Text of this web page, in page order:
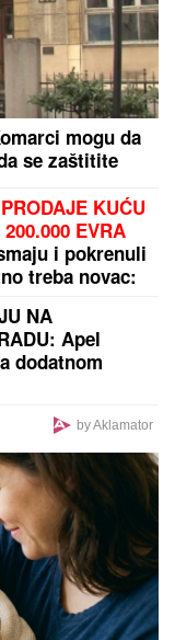
SA
ali sam
ZARAĐUJE
Milioni su u
tvrdi: "U
U
sa
pakao do 39
alarme